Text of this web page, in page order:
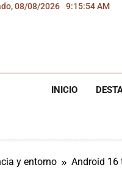
08/08/2026 9:15:54 AM
INICIO
y entorno Android 16